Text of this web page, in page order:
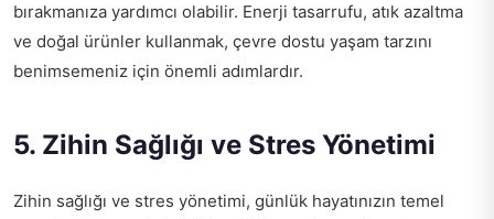
bırakmanıza yardımcı olabilir. Enerji tasarrufu, atık azaltma
ve doğal ürünler kullanmak, çevre dostu yaşam tarzını
benimsemeniz için önemli adımlardır.
5. Zihin Sağlığı ve Stres Yönetimi
Zihin sağlığı ve stres yönetimi, günlük hayatınızın temel